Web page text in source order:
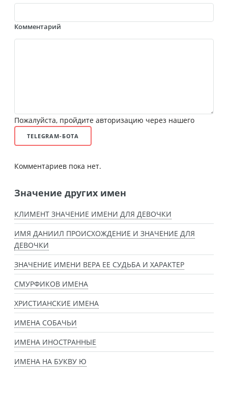
Комментарий
Пожалуйста, пройдите авторизацию через нашего
TELEGRAM-БОТА
Комментариев пока нет.
Значение других имен
КЛИМЕНТ ЗНАЧЕНИЕ ИМЕНИ ДЛЯ ДЕВОЧКИ
ИМЯ ДАНИИЛ ПРОИСХОЖДЕНИЕ И ЗНАЧЕНИЕ ДЛЯ
ДЕВОЧКИ
ЗНАЧЕНИЕ ИМЕНИ ВЕРА ЕЕ СУДЬБА И ХАРАКТЕР
СМУРФИКОВ ИМЕНА
ХРИСТИАНСКИЕ ИМЕНА
ИМЕНА СОБАЧЬИ
ИМЕНА ИНОСТРАННЫЕ
ИМЕНА НА БУКВУ Ю